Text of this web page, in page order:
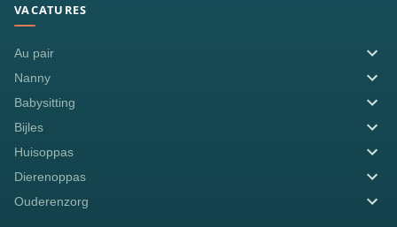
VACATURES
Au pair
Nanny
Babysitting
Bijles
Huisoppas
Dierenoppas
Ouderenzorg